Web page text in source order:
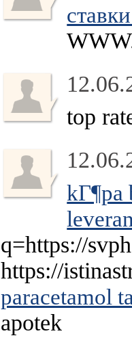
top
kГ¶pa
q=https://
https://
paracetamol
apotek